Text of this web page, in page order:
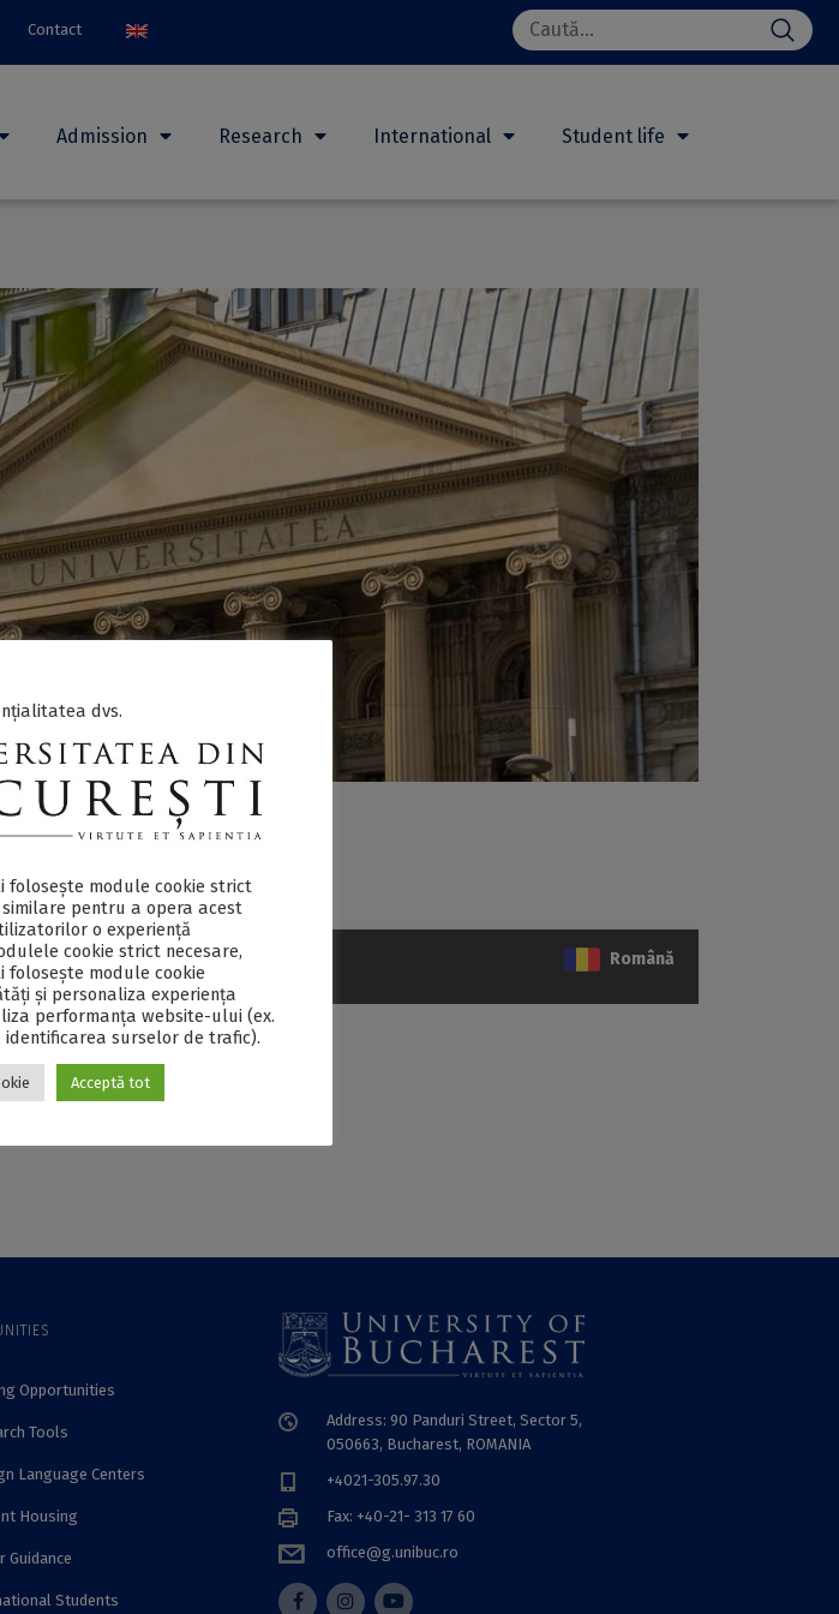
Contact
Search
for:
Admission Research International Student life
Română
Opportunities
Tools
Language Centers
Housing
Guidance
Students
Address: 90 Panduri Street, Sector 5,
050663, Bucharest, ROMANIA
+4021-305.97.30
Fax: +40-21- 313 17 60
office@g.unibuc.ro
dvs.
folosește module cookie strict
pentru a opera acest
o experiență
cookie strict necesare,
folosește module cookie
și personaliza experiența
performanța website-ului (ex.
surselor de trafic).
Acceptă tot